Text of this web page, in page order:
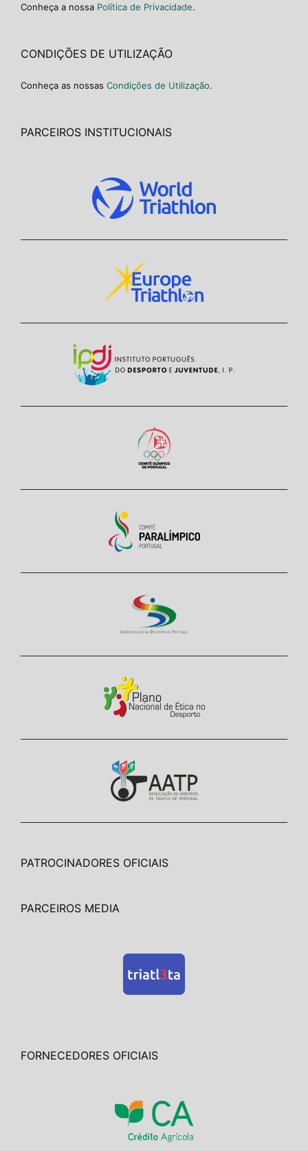
Conheça a nossa Política de Privacidade.
CONDIÇÕES DE UTILIZAÇÃO
Conheça as nossas Condições de Utilização.
PARCEIROS INSTITUCIONAIS
PATROCINADORES OFICIAIS
PARCEIROS MEDIA
FORNECEDORES OFICIAIS